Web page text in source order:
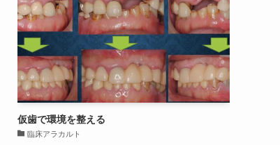
仮歯で環境を整える
臨床アラカルト